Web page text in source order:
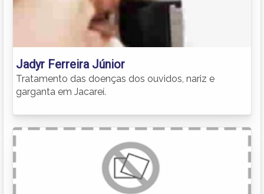
Jadyr Ferreira Júnior
Tratamento das doenças dos ouvidos, nariz e
garganta em Jacareí.